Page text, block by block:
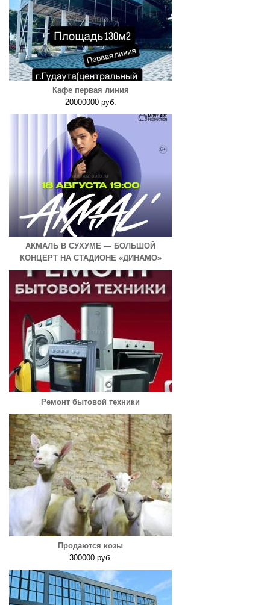
Кафе первая линия
20000000 руб.
АКМАЛЬ В СУХУМЕ — БОЛЬШОЙ
КОНЦЕРТ НА СТАДИОНЕ «ДИНАМО»
Ремонт бытовой техники
Продаются козы
300000 руб.